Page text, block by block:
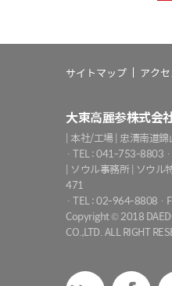
サイトマップ アク
大東高麗参株式会
| 本社/工場 | 忠清南道
· TEL : 041-753-8803
| ソウル事務所 | ソウル
471
· TEL : 02-964-8808 ·
Copyright © 2018
CO.,LTD. ALL RIGHT